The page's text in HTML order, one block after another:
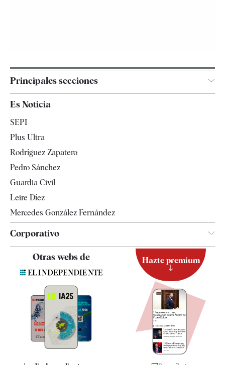
Principales secciones
Televisión
Es Noticia
SEPI
Plus Ultra
Rodríguez Zapatero
Pedro Sánchez
Guardia Civil
Leire Díez
Mercedes González Fernández
Corporativo
Quiénes somos
Especificaciones
Otras webs de Hazte premium